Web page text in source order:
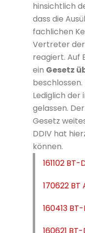
hinsichtlich
dass die
fachlichen
Vertreter der
reagiert. Auf
ein Gesetz
Lediglich
gelassen.
Gesetz
DDIV hat
können.
161102
170622
160413